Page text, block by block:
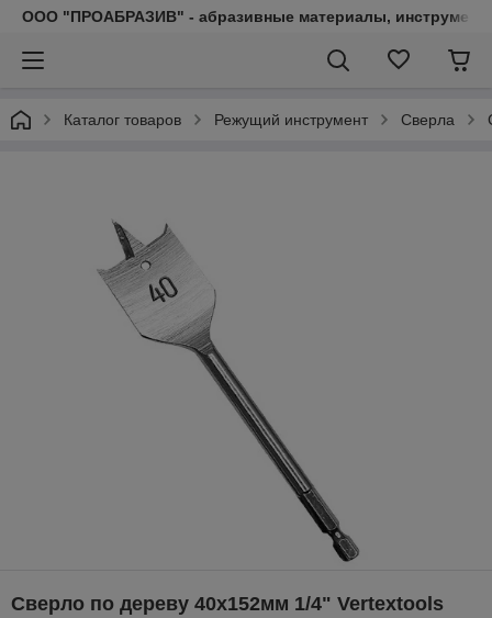
ООО "ПРОАБРАЗИВ" - абразивные материалы, инструмент,
Каталог товаров Режущий инструмент Сверла
Сверло по дереву 40х152мм 1/4" Vertextools